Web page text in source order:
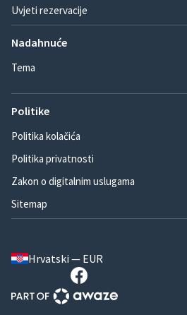
Uvjeti rezervacije
Nadahnuće
Tema
Politike
Politika kolačića
Politika privatnosti
Zakon o digitalnim uslugama
Sitemap
Hrvatski — EUR